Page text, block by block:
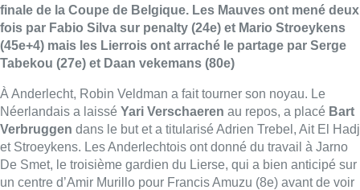
finale de la Coupe de Belgique. Les Mauves ont mené deux
fois par Fabio Silva sur penalty (24e) et Mario Stroeykens
(45e+4) mais les Lierrois ont arraché le partage par Serge
Tabekou (27e) et Daan vekemans (80e)
À Anderlecht, Robin Veldman a fait tourner son noyau. Le
Néerlandais a laissé Yari Verschaeren au repos, a placé Bart
Verbruggen dans le but et a titularisé Adrien Trebel, Ait El Hadj
et Stroeykens. Les Anderlechtois ont donné du travail à Jarno
De Smet, le troisième gardien du Lierse, qui a bien anticipé sur
un centre d’Amir Murillo pour Francis Amuzu (8e) avant de voir